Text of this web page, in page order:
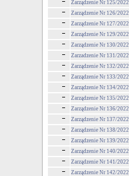
Zarządzenie Nr 125/2022
Zarządzenie Nr 126/2022
Zarządzenie Nr 127/2022
Zarządzenie Nr 129/2022
Zarządzenie Nr 130/2022
Zarzadzenie Nr 131/2022
Zarządzenie Nr 132/2022
Zarządzenie Nr 133/2022
Zarządzenie Nr 134/2022
Zarządzenie Nr 135/2022
Zarządzenie Nr 136/2022
Zarządzenie Nr 137/2022
Zarządzenie Nr 138/2022
Zarządzenie Nr 139/2022
Zarządzenie Nr 140/2022
Zarządzenie Nr 141/2022
Zarządzenie Nr 142/2022